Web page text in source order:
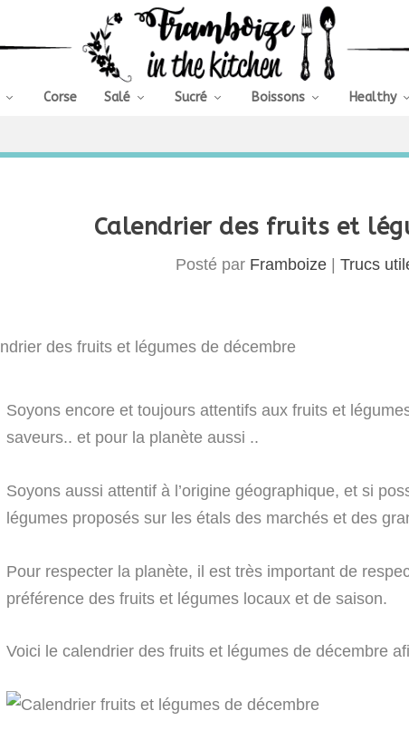
Corse Salé Sucré Boissons Healthy
Calendrier des fruits et
Posté par Framboize |Trucs
Soyons encore et toujours attentifs aux fruits et
saveurs.. et pour la planète aussi ..
Soyons aussi attentif à l’origine géographique, et si
légumes proposés sur les étals des marchés et des
Pour respecter la planète, il est très important de
préférence des fruits et légumes locaux et de saison.
Voici le calendrier des fruits et légumes de décembre